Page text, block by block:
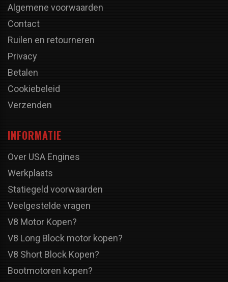
Algemene voorwaarden
Contact
Ruilen en retourneren
Privacy
Betalen
Cookiebeleid
Verzenden
INFORMATIE
Over USA Engines
Werkplaats
Statiegeld voorwaarden
Veelgestelde vragen
V8 Motor Kopen?
V8 Long Block motor kopen?
V8 Short Block Kopen?
Bootmotoren kopen?